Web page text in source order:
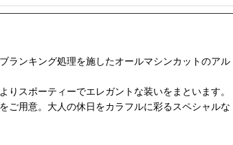
ランキング処理を施したオールマシンカットのアル
スポーティーでエレガントな装いをまといます。
ご用意。大人の休日をカラフルに彩るスペシャルな